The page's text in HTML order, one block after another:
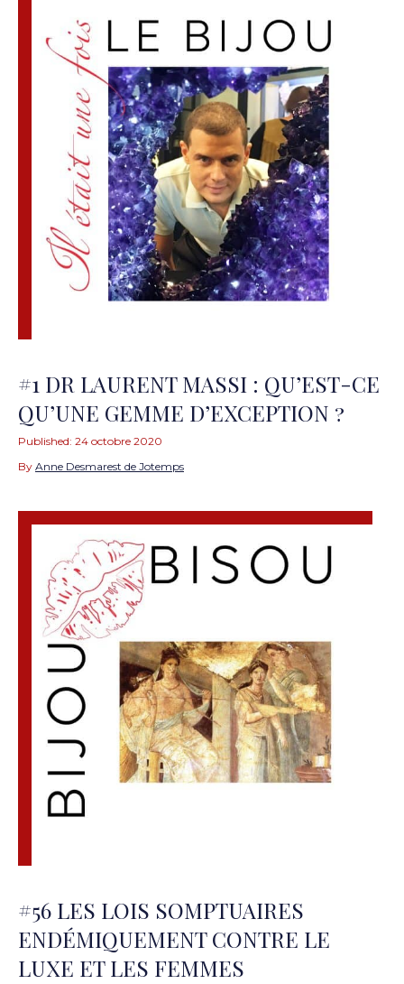
#1 DR LAURENT MASSI : QU’EST-CE
QU’UNE GEMME D’EXCEPTION ?
Published: 24 octobre 2020
By Anne Desmarest de Jotemps
#56 LES LOIS SOMPTUAIRES
ENDÉMIQUEMENT CONTRE LE
LUXE ET LES FEMMES